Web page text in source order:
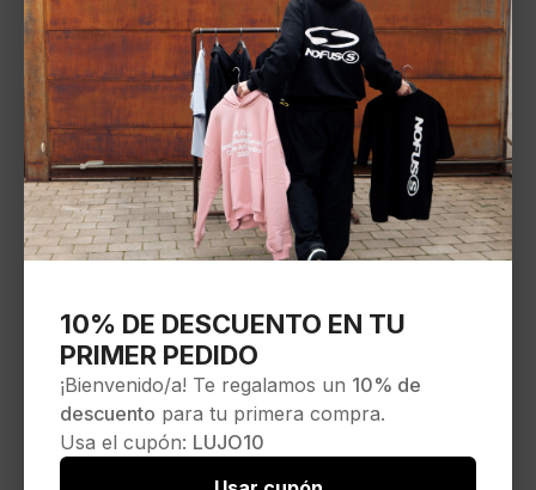
10% DE DESCUENTO EN TU
PRIMER PEDIDO
¡Bienvenido/a! Te regalamos un 10% de
descuento para tu primera compra.
Usa el cupón: LUJO10